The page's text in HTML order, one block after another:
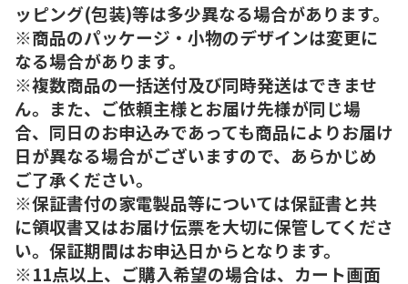
ッピング(包装)等は多少異なる場合があります。
※商品のパッケージ・小物のデザインは変更に
なる場合があります。
※複数商品の一括送付及び同時発送はできませ
ん。また、ご依頼主様とお届け先様が同じ場
合、同日のお申込みであっても商品によりお届け
日が異なる場合がございますので、あらかじめ
ご了承ください。
※保証書付の家電製品等については保証書と共
に領収書又はお届け伝票を大切に保管してくださ
い。保証期間はお申込日からとなります。
※11点以上、ご購入希望の場合は、カート画面